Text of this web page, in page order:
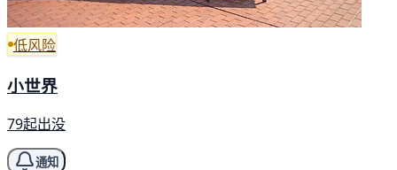
低风险
小世界
79起出没
通知